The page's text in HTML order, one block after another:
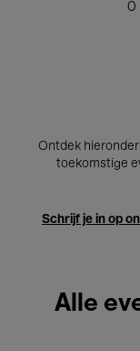
0
Ontdek
toekomstige
Schrijf je in op
Alle